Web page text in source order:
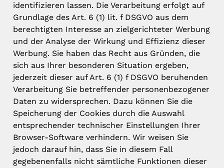
identifizieren lassen. Die Verarbeitung erfolgt auf
Grundlage des Art. 6 (1) lit. f DSGVO aus dem
berechtigten Interesse an zielgerichteter Werbung
und der Analyse der Wirkung und Effizienz dieser
Werbung. Sie haben das Recht aus Gründen, die
sich aus Ihrer besonderen Situation ergeben,
jederzeit dieser auf Art. 6 (1) f DSGVO beruhenden
Verarbeitung Sie betreffender personenbezogener
Daten zu widersprechen. Dazu können Sie die
Speicherung der Cookies durch die Auswahl
entsprechender technischer Einstellungen Ihrer
Browser-Software verhindern. Wir weisen Sie
jedoch darauf hin, dass Sie in diesem Fall
gegebenenfalls nicht sämtliche Funktionen dieser